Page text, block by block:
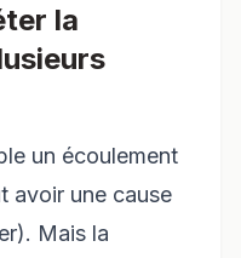
la
un écoulement
avoir une cause
Mais la